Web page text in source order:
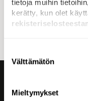
tietoja muihin
kerätty, kun olet
valinta
Välttämätön
Mieltymykset
tuotantoyhtiö